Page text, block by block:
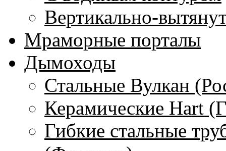
Вертикально-
Мраморные порталы
Дымоходы
Стальные Вулкан
Керамические Hart
Гибкие стальные